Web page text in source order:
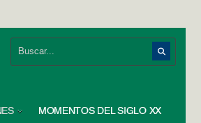
MOMENTOS DEL SIGLO XX